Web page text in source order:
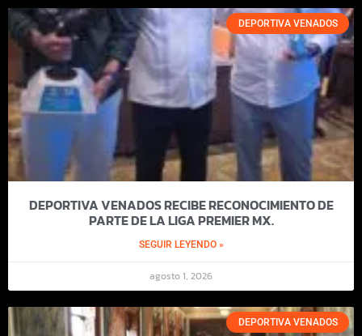
DEPORTIVA VENADOS
DEPORTIVA VENADOS RECIBE RECONOCIMIENTO DE
PARTE DE LA LIGA PREMIER MX.
SEGUIR LEYENDO »
agosto 1, 2026
DEPORTIVA VENADOS